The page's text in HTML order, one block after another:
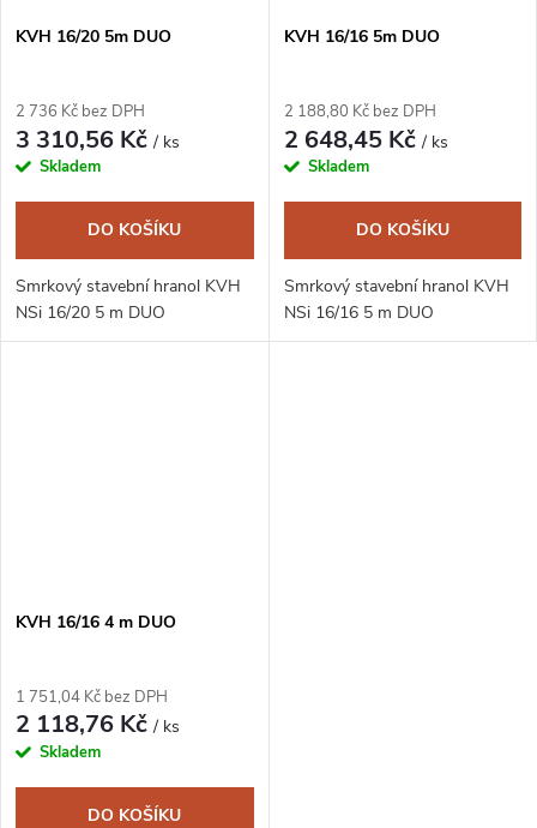
KVH 16/20 5m DUO
2 736 Kč bez DPH
3 310,56 Kč/ ks
Skladem
DO KOŠÍKU
Smrkový stavební hranol KVH
NSi 16/20 5 m DUO
KVH 16/16 5m DUO
2 188,80 Kč bez DPH
2 648,45 Kč/ ks
Skladem
DO KOŠÍKU
Smrkový stavební hranol KVH
NSi 16/16 5 m DUO
KVH 16/16 4 m DUO
1 751,04 Kč bez DPH
2 118,76 Kč/ ks
Skladem
DO KOŠÍKU